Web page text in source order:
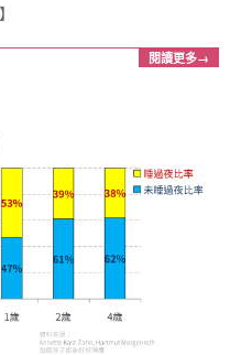
閱讀更多→